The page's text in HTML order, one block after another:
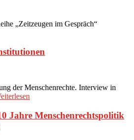
„Zeitzeugen im Gespräch“
der Menschenrechte. Interview in
Jahre Menschenrechtspolitik